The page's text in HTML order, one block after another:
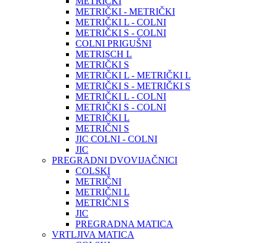
METRIČKI - METRIČKI
METRIČKI L - COLNI
METRIČKI S - COLNI
COLNI PRIGUŠNI
METRISCH L
METRIČKI S
METRIČKI L - METRIČKI L
METRIČKI S - METRIČKI S
METRIČKI L - COLNI
METRIČKI S - COLNI
METRIČKI L
METRIČNI S
JIC COLNI - COLNI
JIC
PREGRADNI DVOVIJAČNICI
COLSKI
METRIČNI
METRIČNI L
METRIČNI S
JIC
PREGRADNA MATICA
VRTLJIVA MATICA